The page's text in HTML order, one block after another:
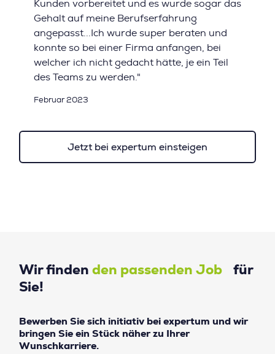
Kunden vorbereitet und es wurde sogar das
Gehalt auf meine Berufserfahrung
angepasst...Ich wurde super beraten und
konnte so bei einer Firma anfangen, bei
welcher ich nicht gedacht hätte, je ein Teil
des Teams zu werden."
Februar 2023
Jetzt bei expertum einsteigen
Wir finden den passenden Job für
Sie!
Bewerben Sie sich initiativ bei expertum und wir
bringen Sie ein Stück näher zu Ihrer
Wunschkarriere.